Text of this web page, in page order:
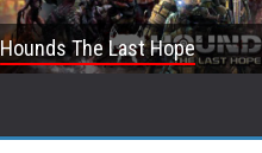
Hounds The Last Hope